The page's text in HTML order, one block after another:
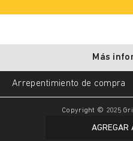
AGREGAR
Más
Arrepentimiento de compra
Copyright © 2025